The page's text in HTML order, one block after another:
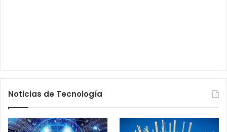
Noticias de Tecnología